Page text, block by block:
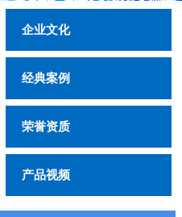
企业文化
经典案例
荣誉资质
产品视频